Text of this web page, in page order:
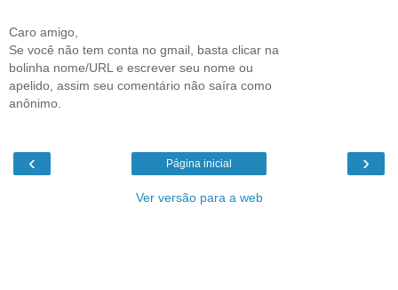
Caro amigo,
Se você não tem conta no gmail, basta clicar na
bolinha nome/URL e escrever seu nome ou
apelido, assim seu comentário não saíra como
anônimo.
‹ ›
Página inicial
Ver versão para a web